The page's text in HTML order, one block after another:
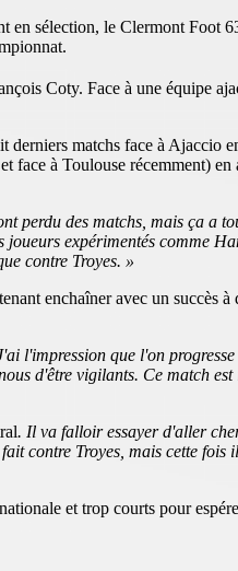
en sélection, le Clermont Foot
Coty. Face à une équipe
derniers matchs face à Ajaccio
face à Toulouse récemment)
perdu des matchs, mais ça a
expérimentés comme
contre Troyes. »
enchaîner avec un succès
l'impression que l'on
d'être vigilants. Ce match
. Il va falloir essayer d'aller
contre Troyes, mais cette
et trop courts pour